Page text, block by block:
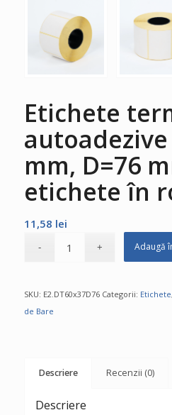
Etichete
autoadezive
mm, D=76
etichete în
11,58 lei
Adaugă
SKU: E2.DT60x37D76 Categorii: Etichete,
de Bare
Descriere Recenzii (0)
Descriere